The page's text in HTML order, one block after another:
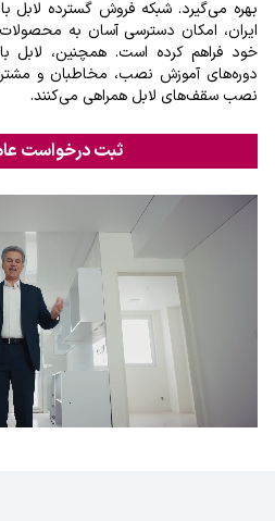
ایران، امکان دسترسی آسان به
خود فراهم کرده است. همچنین، لابل با
دوره‌های آموزش نصب، مخاطبان و
نصب سقف‌های لابل همراهی می‌کنند.
ثبت درخواست